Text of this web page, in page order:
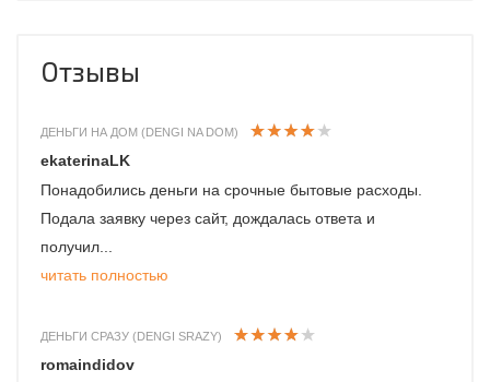
Отзывы
ДЕНЬГИ НА ДОМ (DENGI NA DOM)
ekaterinaLK
Понадобились деньги на срочные бытовые расходы.
Подала заявку через сайт, дождалась ответа и
получил...
читать полностью
ДЕНЬГИ СРАЗУ (DENGI SRAZY)
romaindidov